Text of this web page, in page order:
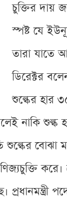
চুক্তির দায়
স্পষ্ট যে
তারা যাতে
ডিরেক্টর
শুল্কের হার
নাকি শুল্ক
বোঝা